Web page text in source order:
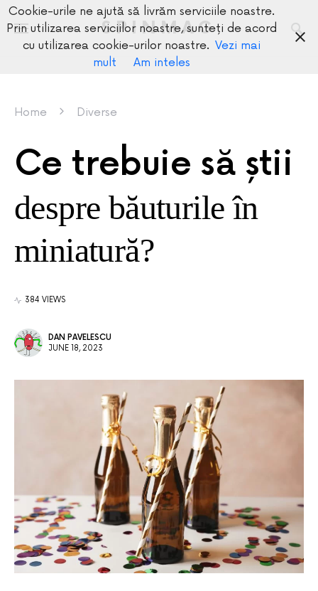
SPINMAG
Home Diverse
Ce trebuie să știi
despre băuturile în
miniatură?
384 VIEWS
DAN PAVELESCU
JUNE 18, 2023
Cookie-urile ne ajută să livrăm serviciile noastre.
Prin utilizarea serviciilor noastre, sunteți de acord
cu utilizarea cookie-urilor noastre. Vezi mai
mult
Am inteles